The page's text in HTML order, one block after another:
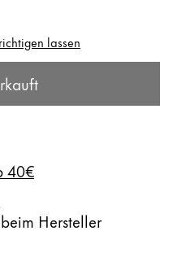
lassen
ist ausverkauft
ist deaktiviert. Diese
40€
Hersteller